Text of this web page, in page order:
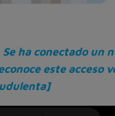
ha conectado un
este acceso